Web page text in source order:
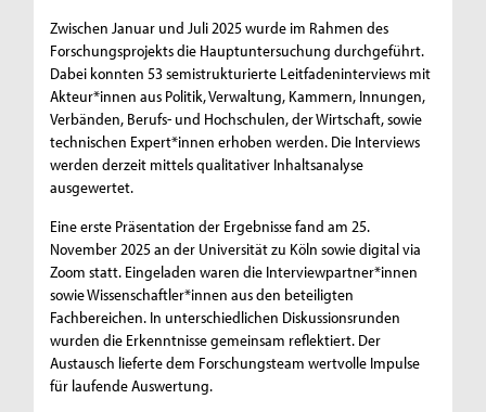
Zwischen Januar und Juli 2025 wurde im Rahmen des
Forschungsprojekts die Hauptuntersuchung durchgeführt.
Dabei konnten 53 semistrukturierte Leitfadeninterviews mit
Akteur*innen aus Politik, Verwaltung, Kammern, Innungen,
Verbänden, Berufs- und Hochschulen, der Wirtschaft, sowie
technischen Expert*innen erhoben werden. Die Interviews
werden derzeit mittels qualitativer Inhaltsanalyse
ausgewertet.
Eine erste Präsentation der Ergebnisse fand am 25.
November 2025 an der Universität zu Köln sowie digital via
Zoom statt. Eingeladen waren die Interviewpartner*innen
sowie Wissenschaftler*innen aus den beteiligten
Fachbereichen. In unterschiedlichen Diskussionsrunden
wurden die Erkenntnisse gemeinsam reflektiert. Der
Austausch lieferte dem Forschungsteam wertvolle Impulse
für laufende Auswertung.